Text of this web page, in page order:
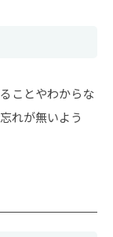
ことやわからな
れが無いよう